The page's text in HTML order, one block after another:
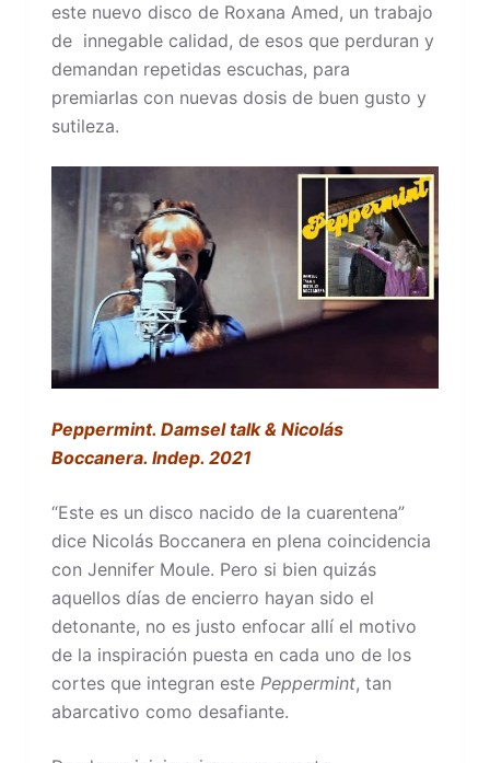
este nuevo disco de Roxana Amed, un trabajo
de innegable calidad, de esos que perduran y
demandan repetidas escuchas, para
premiarlas con nuevas dosis de buen gusto y
sutileza.
Peppermint. Damsel talk & Nicolás
Boccanera. Indep. 2021
“Este es un disco nacido de la cuarentena”
dice Nicolás Boccanera en plena coincidencia
con Jennifer Moule. Pero si bien quizás
aquellos días de encierro hayan sido el
detonante, no es justo enfocar allí el motivo
de la inspiración puesta en cada uno de los
cortes que integran estePeppermint, tan
abarcativo como desafiante.